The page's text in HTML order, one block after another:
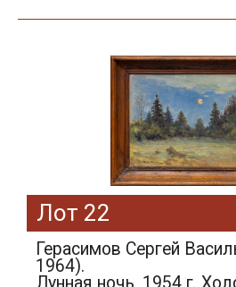
Лот 22
Герасимов Сергей
1964).